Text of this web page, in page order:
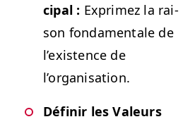
ci­pal : Exprimez la rai­
son fon­da­men­tale de
l’ex­is­tence de
l’organisation.
Définir les Valeurs